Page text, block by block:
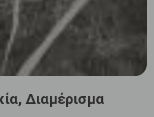
Διαμέρισμα